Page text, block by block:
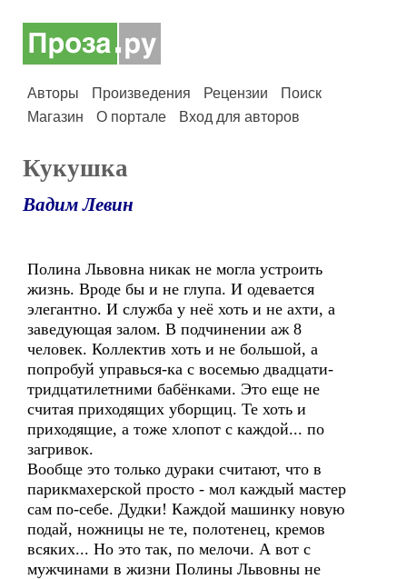
Авторы Произведения Рецензии
Поиск
Магазин
О портале Вход для авторов
Кукушка
Вадим Левин
Полина Львовна никак не могла устроить
жизнь. Вроде бы и не глупа. И одевается
элегантно. И служба у неё хоть и не ахти, а
заведующая залом. В подчинении аж 8
человек. Коллектив хоть и не большой, а
попробуй управься-ка с восемью двадцати-
тридцатилетними бабёнками. Это еще не
считая приходящих уборщиц. Те хоть и
приходящие, а тоже хлопот с каждой... по
загривок.
Вообще это только дураки считают, что в
парикмахерской просто - мол каждый мастер
сам по-себе. Дудки! Каждой машинку новую
подай, ножницы не те, полотенец, кремов
всяких... Но это так, по мелочи. А вот с
мужчинами в жизни Полины Львовны не